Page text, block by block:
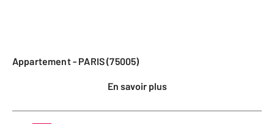
Appartement - PARIS (75005)
En savoir plus